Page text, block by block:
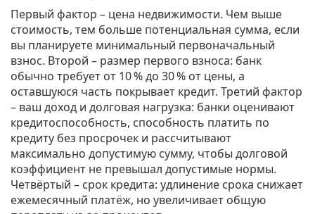
Первый фактор – цена недвижимости. Чем выше
стоимость, тем больше потенциальная сумма, если
вы планируете минимальный первоначальный
взнос. Второй – размер первого взноса: банк
обычно требует от 10 % до 30 % от цены, а
оставшуюся часть покрывает кредит. Третий фактор
– ваш доход и долговая нагрузка: банки оценивают
кредитоспособность, способность платить по
кредиту без просрочек и рассчитывают
максимально допустимую сумму, чтобы долговой
коэффициент не превышал допустимые нормы.
Четвёртый – срок кредита: удлинение срока снижает
ежемесячный платёж, но увеличивает общую